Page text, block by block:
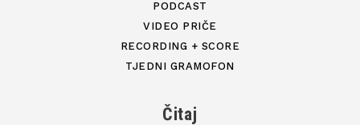
PODCAST
VIDEO PRIČE
RECORDING + SCORE
TJEDNI GRAMOFON
Čitaj